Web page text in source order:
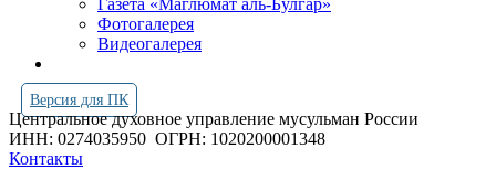
Газета «Маглюмат аль-Булгар»
Фотогалерея
Видеогалерея
Версия для ПК
Центральное духовное управление мусульман России
ИНН: 0274035950 ОГРН: 1020200001348
Контакты